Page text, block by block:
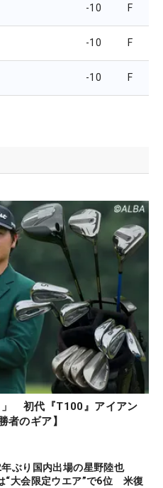
-10 F
-10 F
-10 F
」 初代『T100』アイアン
者のギア】
年ぶり国内出場の星野陸也
“大会限定ウエア”で6位 米復